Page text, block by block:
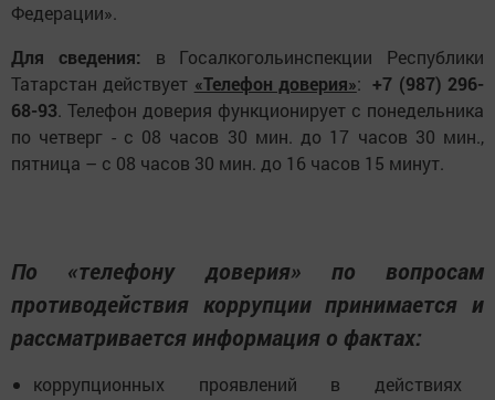
Федерации».
Для сведения: в Госалкогольинспекции Республики
Татарстан действует «Телефон доверия»:+7 (987) 296-
68-93. Телефон доверия функционирует с понедельника
по четверг - с 08 часов 30 мин. до 17 часов 30 мин.,
пятница – с 08 часов 30 мин. до 16 часов 15 минут.
По «телефону доверия» по вопросам
противодействия коррупции принимается и
рассматривается информация о фактах:
коррупционных проявлений в действиях